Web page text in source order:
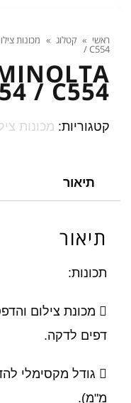
ראשי » קטלוג » מכונות
/ C554
/ C554
קטגוריות: מכונות
תיאור
תיאור
תכונות:
דפים לדקה.
מ"מ).